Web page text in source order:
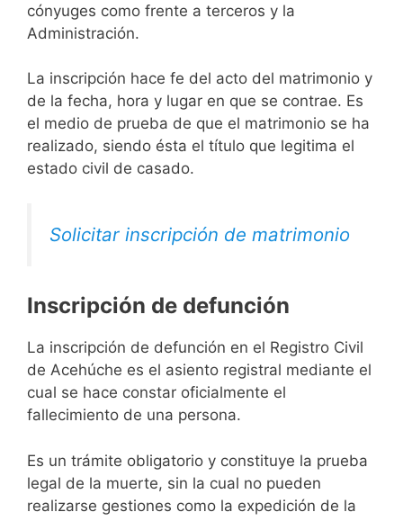
cónyuges como frente a terceros y la
Administración.
La inscripción hace fe del acto del matrimonio y
de la fecha, hora y lugar en que se contrae. Es
el medio de prueba de que el matrimonio se ha
realizado, siendo ésta el título que legitima el
estado civil de casado.
Solicitar inscripción de matrimonio
Inscripción de defunción
La inscripción de defunción en el Registro Civil
de Acehúche es el asiento registral mediante el
cual se hace constar oficialmente el
fallecimiento de una persona.
Es un trámite obligatorio y constituye la prueba
legal de la muerte, sin la cual no pueden
realizarse gestiones como la expedición de la